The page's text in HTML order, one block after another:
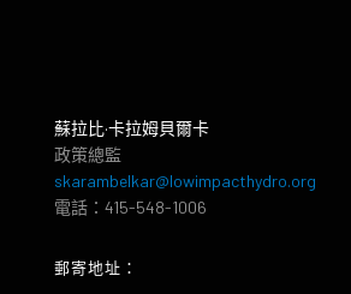
蘇拉比·卡拉姆貝爾卡
政策總監
skarambelkar@lowimpacthydro.org
電話：415-548-1006
郵寄地址：